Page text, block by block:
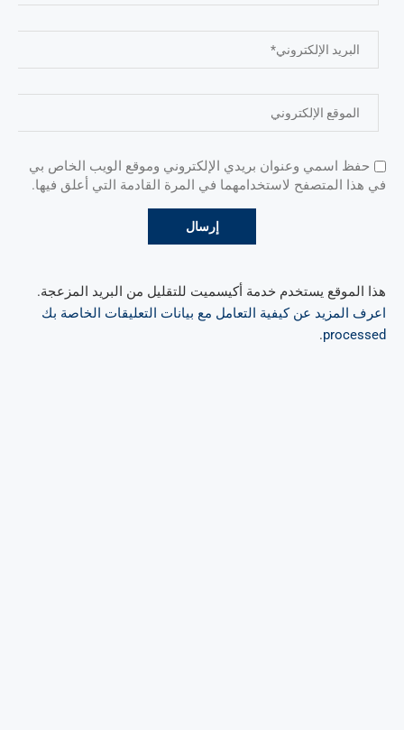
حفظ اسمي وعنوان بريدي الإلكتروني وموقع الويب الخاص بي
في هذا المتصفح لاستخدامهما في المرة القادمة التي أعلق فيها.
هذا الموقع يستخدم خدمة أكيسميت للتقليل من البريد المزعجة.
اعرف المزيد عن كيفية التعامل مع بيانات التعليقات الخاصة بك
processed
.